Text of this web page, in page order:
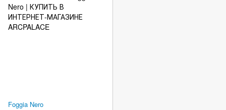
Foggia Nero